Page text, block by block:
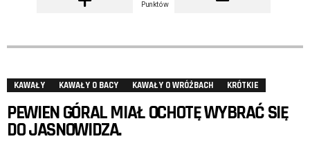
Punktów
KAWAŁY KAWAŁY O BACY KAWAŁY O WRÓŻBACH KRÓTKIE
PEWIEN GÓRAL MIAŁ OCHOTĘ WYBRAĆ SIĘ
DO JASNOWIDZA.